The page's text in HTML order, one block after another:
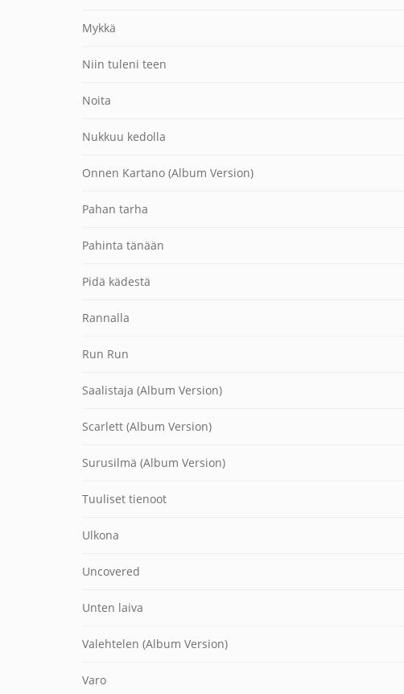
Mykkä
Niin tuleni teen
Noita
Nukkuu kedolla
Onnen Kartano (Album Version)
Pahan tarha
Pahinta tänään
Pidä kädestä
Rannalla
Run Run
Saalistaja (Album Version)
Scarlett (Album Version)
Surusilmä (Album Version)
Tuuliset tienoot
Ulkona
Uncovered
Unten laiva
Valehtelen (Album Version)
Varo